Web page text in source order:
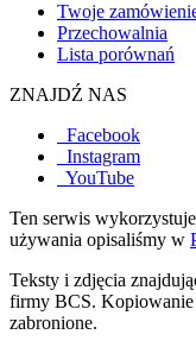
Twoje
Przechowalnia
Lista porównań
ZNAJDŹ NAS
Facebook
Instagram
YouTube
Ten serwis
używania opisaliśmy w
Teksty i zdjęcia
firmy BCS. Kopiowanie
zabronione.